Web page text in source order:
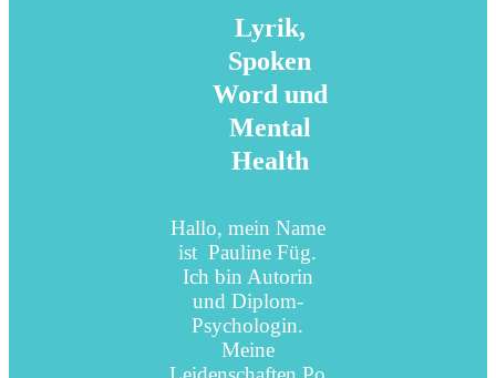
Lyrik,
Spoken
Word und
Mental
Health
Hallo, mein Name
ist Pauline Füg.
Ich bin Autorin
und Diplom-
Psychologin.
Meine